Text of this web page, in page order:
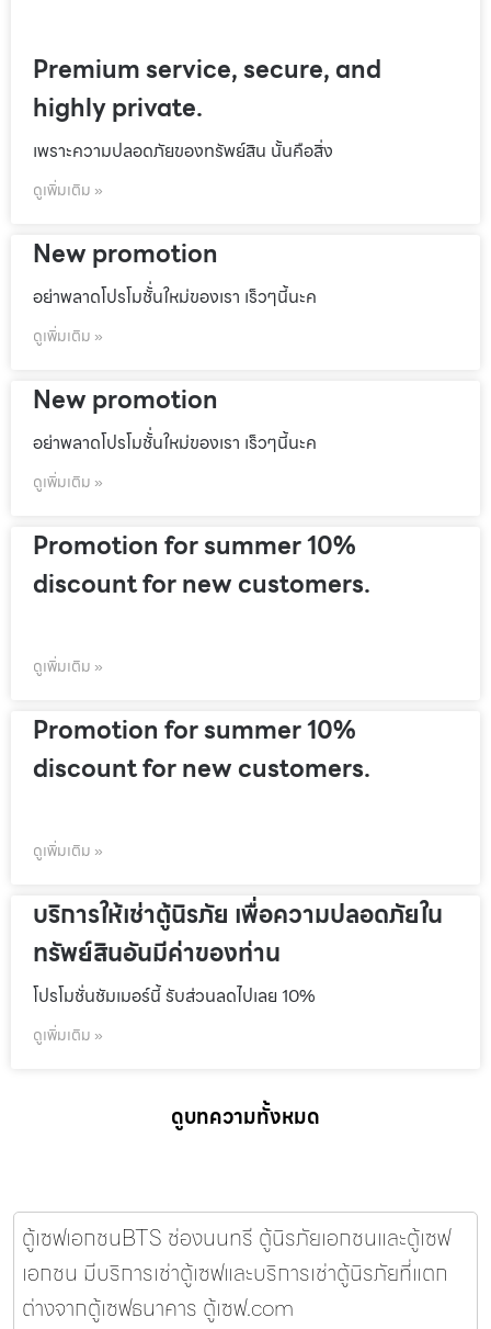
Premium service, secure, and
highly private.
เพราะความปลอดภัยของทรัพย์สิน นั้นคือสิ่ง
ดูเพิ่มเติม »
New promotion
อย่าพลาดโปรโมชั้่นใหม่ของเรา เร็วๆนี้นะค
ดูเพิ่มเติม »
New promotion
อย่าพลาดโปรโมชั้่นใหม่ของเรา เร็วๆนี้นะค
ดูเพิ่มเติม »
Promotion for summer 10%
discount for new customers.
ดูเพิ่มเติม »
Promotion for summer 10%
discount for new customers.
ดูเพิ่มเติม »
บริการให้เช่าตู้นิรภัย เพื่อความปลอดภัยใน
ทรัพย์สินอันมีค่าของท่าน
โปรโมชั่นชัมเมอร์นี้ รับส่วนลดไปเลย 10%
ดูเพิ่มเติม »
ดูบทความทั้งหมด
ตู้เซฟเอกชนBTS ช่องนนทรี ตู้นิรภัยเอกชนและตู้เซฟ
เอกชน มีบริการเช่าตู้เซฟและบริการเช่าตู้นิรภัยที่แตก
ต่างจากตู้เซฟธนาคาร ตู้เซฟ.com